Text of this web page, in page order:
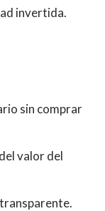
invertida.
sin comprar
valor del